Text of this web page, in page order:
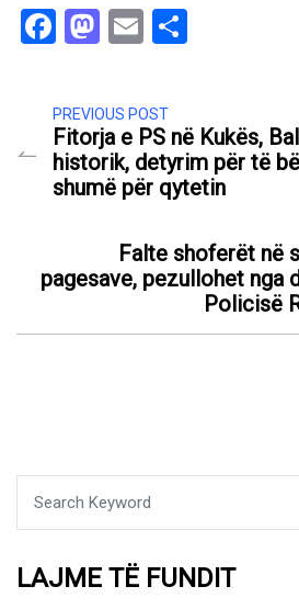
Facebook
Mastodon
Email
PREVIOUS POST
Fitorja e PS në Kukës,
historik, detyrim për të
shumë për qytetin
Falte shoferët në
pagesave, pezullohet nga
Policisë
LAJME TË FUNDIT